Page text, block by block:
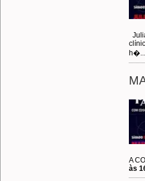
h�...
A
às